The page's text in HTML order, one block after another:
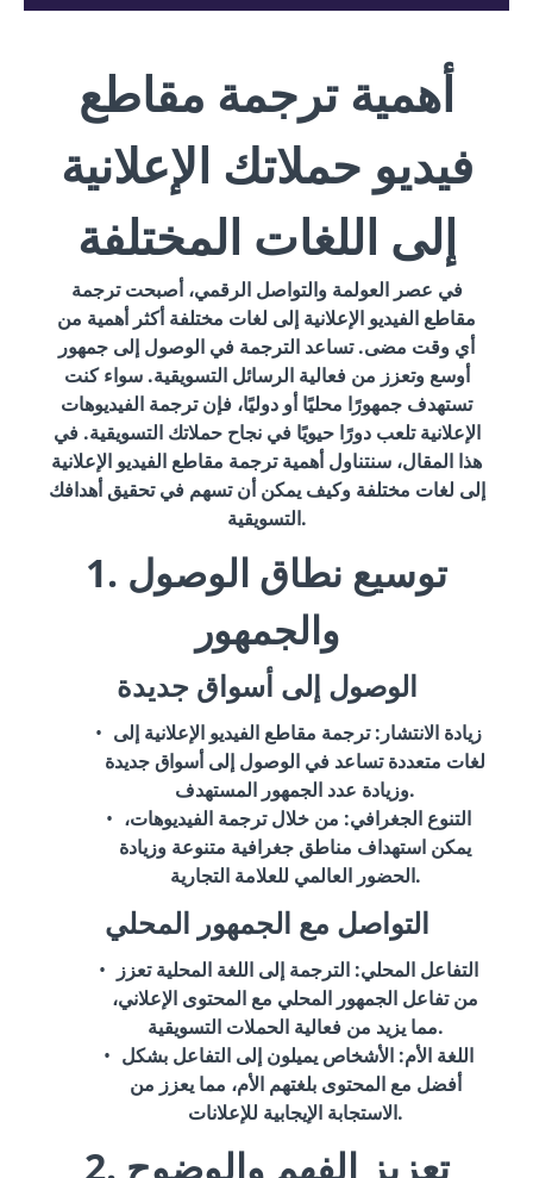
أهمية ترجمة مقاطع
فيديو حملاتك الإعلانية
إلى اللغات المختلفة
في عصر العولمة والتواصل الرقمي، أصبحت ترجمة
مقاطع الفيديو الإعلانية إلى لغات مختلفة أكثر أهمية من
أي وقت مضى. تساعد الترجمة في الوصول إلى جمهور
أوسع وتعزز من فعالية الرسائل التسويقية. سواء كنت
تستهدف جمهورًا محليًا أو دوليًا، فإن ترجمة الفيديوهات
الإعلانية تلعب دورًا حيويًا في نجاح حملاتك التسويقية. في
هذا المقال، سنتناول أهمية ترجمة مقاطع الفيديو الإعلانية
إلى لغات مختلفة وكيف يمكن أن تسهم في تحقيق أهدافك
التسويقية.
1. توسيع نطاق الوصول
والجمهور
الوصول إلى أسواق جديدة
زيادة الانتشار : ترجمة مقاطع الفيديو الإعلانية إلى
لغات متعددة تساعد في الوصول إلى أسواق جديدة
وزيادة عدد الجمهور المستهدف.
التنوع الجغرافي: من خلال ترجمة الفيديوهات،
يمكن استهداف مناطق جغرافية متنوعة وزيادة
الحضور العالمي للعلامة التجارية.
التواصل مع الجمهور المحلي
التفاعل المحلي: الترجمة إلى اللغة المحلية تعزز
من تفاعل الجمهور المحلي مع المحتوى الإعلاني،
مما يزيد من فعالية الحملات التسويقية.
اللغة الأم: الأشخاص يميلون إلى التفاعل بشكل
أفضل مع المحتوى بلغتهم الأم، مما يعزز من
الاستجابة الإيجابية للإعلانات.
2. تعزيز الفهم والوضوح